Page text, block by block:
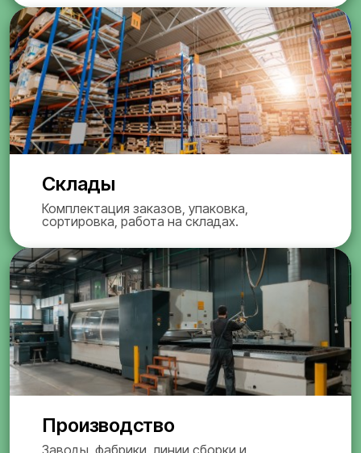
Склады
Комплектация заказов, упаковка,
сортировка, работа на складах.
Производство
Заводы, фабрики, линии сборки и